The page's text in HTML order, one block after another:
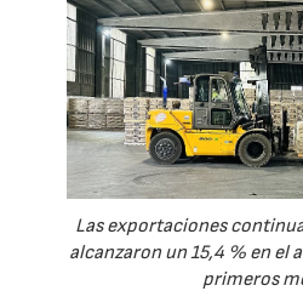
Las exportaciones
alcanzaron un 15,4 % en el
primeros